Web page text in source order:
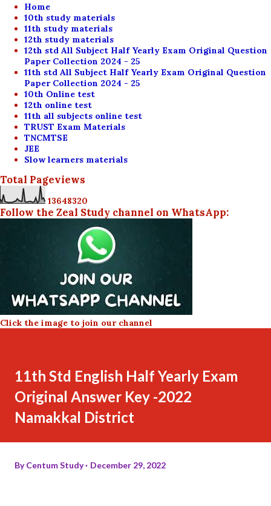
Home
10th study materials
11th study materials
12th study materials
12th std All Subject Half Yearly Exam Original Question
Paper Collection 2024 - 25
11th std All Subject Half Yearly Exam Original Question
Paper Collection 2024 - 25
10th Online test
12th online test
11th all subjects online test
TRUST Exam Materials
TNCMTSE
JEE
Slow learners materials
Total Pageviews
13648320
Follow the Zeal Study channel on WhatsApp:
Click the image to join our channel
11th Std English Half Yearly Exam
Original Answer Key -2022
Namakkal District
ByCentum Study December 29, 2022